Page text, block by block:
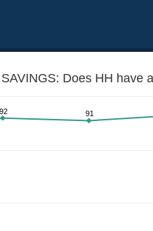
SAVINGS: Does HH have
92 91